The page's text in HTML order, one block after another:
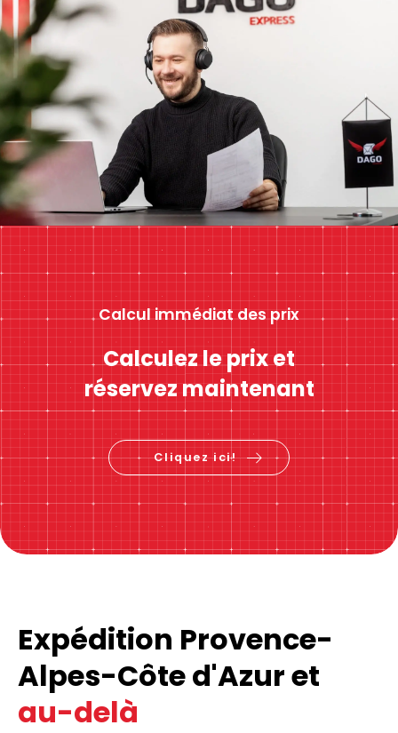
Calcul immédiat des prix
Calculez le prix et
réservez maintenant
Cliquez ici!
Expédition Provence-
Alpes-Côte d'Azur et
au-delà